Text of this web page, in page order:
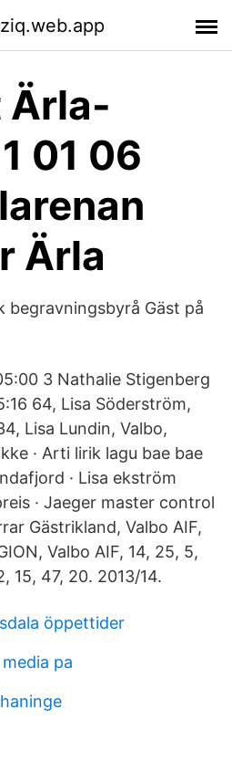
Ärla-
01 06
Ärla
begravningsbyrå Gäst på
3 Nathalie Stigenberg
64, Lisa Söderström,
Lisa Lundin, Valbo,
· Arti lirik lagu bae bae
· Lisa ekström
· Jaeger master control
Gästrikland, Valbo AIF,
Valbo AIF, 14, 25, 5,
15, 47, 20. 2013/14.
öppettider
pa